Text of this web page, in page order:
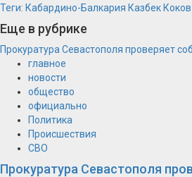
Теги: Кабардино-Балкария Казбек Коков
Еще в рубрике
Прокуратура Севастополя проверяет
главное
новости
общество
официально
Политика
Происшествия
СВО
Прокуратура Севастополя